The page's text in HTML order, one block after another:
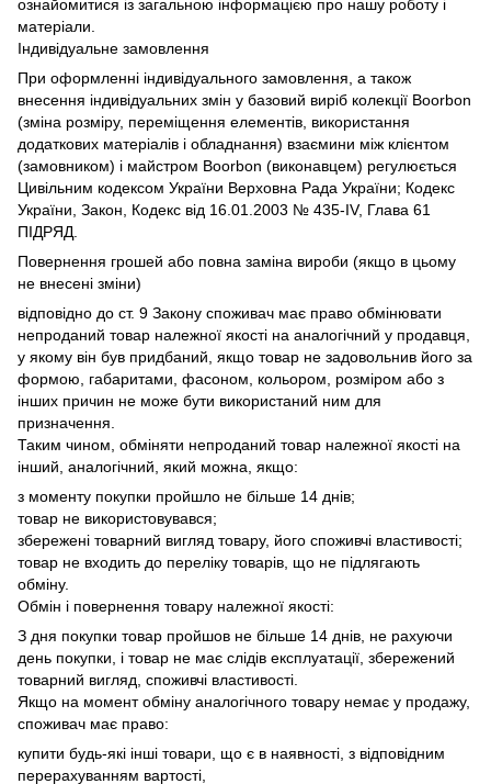
ознайомитися із загальною інформацією про нашу роботу і
матеріали.
Індивідуальне замовлення
При оформленні індивідуального замовлення, а також
внесення індивідуальних змін у базовий виріб колекції Boorbon
(зміна розміру, переміщення елементів, використання
додаткових матеріалів і обладнання) взаємини між клієнтом
(замовником) і майстром Boorbon (виконавцем) регулюється
Цивільним кодексом України Верховна Рада України; Кодекс
України, Закон, Кодекс від 16.01.2003 № 435-IV, Глава 61
ПІДРЯД.
Повернення грошей або повна заміна вироби (якщо в цьому
не внесені зміни)
відповідно до ст. 9 Закону споживач має право обмінювати
непроданий товар належної якості на аналогічний у продавця,
у якому він був придбаний, якщо товар не задовольнив його за
формою, габаритами, фасоном, кольором, розміром або з
інших причин не може бути використаний ним для
призначення.
Таким чином, обміняти непроданий товар належної якості на
інший, аналогічний, який можна, якщо:
з моменту покупки пройшло не більше 14 днів;
товар не використовувався;
збережені товарний вигляд товару, його споживчі властивості;
товар не входить до переліку товарів, що не підлягають
обміну.
Обмін і повернення товару належної якості:
З дня покупки товар пройшов не більше 14 днів, не рахуючи
день покупки, і товар не має слідів експлуатації, збережений
товарний вигляд, споживчі властивості.
Якщо на момент обміну аналогічного товару немає у продажу,
споживач має право:
купити будь-які інші товари, що є в наявності, з відповідним
перерахуванням вартості,